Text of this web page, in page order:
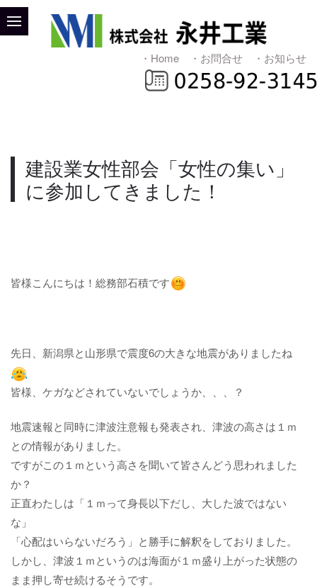
・Home ・お問合せ ・お知らせ
建設業女性部会「女性の集い」
に参加してきました！
皆様こんにちは！総務部石積です
先日、新潟県と山形県で震度6の大きな地震がありましたね​​​​​​​
皆様、ケガなどされていないでしょうか、、、？
地震速報と同時に津波注意報も発表され、津波の高さは１ｍ
との情報がありました。
ですがこの１ｍという高さを聞いて皆さんどう思われました
か？
正直わたしは「１ｍって身長以下だし、大した波ではない
な」
「心配はいらないだろう」と勝手に解釈をしておりました。
しかし、津波１ｍというのは海面が１ｍ盛り上がった状態の
まま押し寄せ続けるそうです。